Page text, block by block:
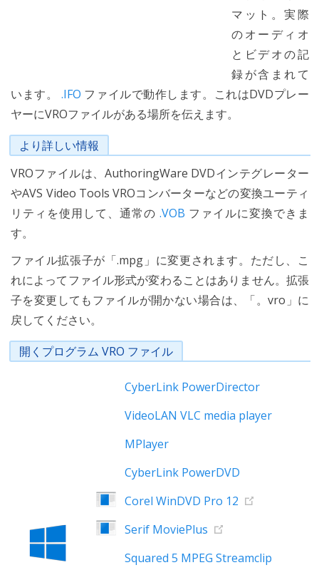
マット。実際
のオーディオ
とビデオの記
録が含まれて
います。 .IFO ファイルで動作します。これはDVDプレー
ヤーにVROファイルがある場所を伝えます。
より詳しい情報
VROファイルは、AuthoringWare DVDインテグレーター
やAVS Video Tools VROコンバーターなどの変換ユーティ
リティを使用して、通常の .VOB ファイルに変換できま
す。
ファイル拡張子が「.mpg」に変更されます。ただし、こ
れによってファイル形式が変わることはありません。拡張
子を変更してもファイルが開かない場合は、「。vro」に
戻してください。
開くプログラム VRO ファイル
CyberLink PowerDirector
VideoLAN VLC media player
MPlayer
CyberLink PowerDVD
Corel WinDVD Pro 12
Serif MoviePlus
Squared 5 MPEG Streamclip